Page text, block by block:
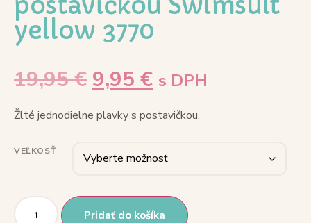
yellow 3770
19,95€ 9,95 € s DPH
Žlté jednodielne plavky s postavičkou.
VEĽKOSŤ
Pridať do košíka